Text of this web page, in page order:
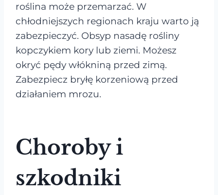
roślina może przemarzać. W
chłodniejszych regionach kraju warto ją
zabezpieczyć. Obsyp nasadę rośliny
kopczykiem kory lub ziemi. Możesz
okryć pędy włókniną przed zimą.
Zabezpiecz bryłę korzeniową przed
działaniem mrozu.
Choroby i
szkodniki